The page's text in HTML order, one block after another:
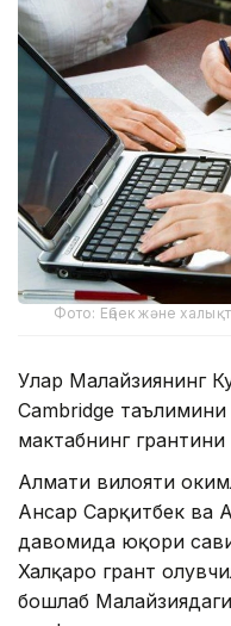
Фото: Еңбек және
Улар Малайзиянинг
Cambridge
мактабнинг
Алмати вилояти
Ансар Сарқитбек ва
давомида юқори
Халқаро грант
бошлаб